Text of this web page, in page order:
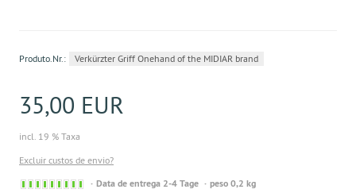
Produto.Nr.: Verkürzter Griff Onehand of the MIDIAR brand
35,00 EUR
incl. 19 % Taxa
Excluir custos de envio?
Sofort
Data de entrega 2-4 Tage peso 0,2 kg